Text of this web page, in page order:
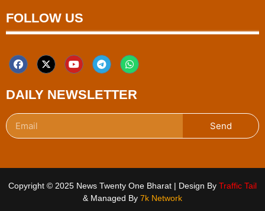
FOLLOW US
DAILY NEWSLETTER
Send
Copyright © 2025 News Twenty One Bharat | Design By Traffic Tail
& Managed By 7k Network